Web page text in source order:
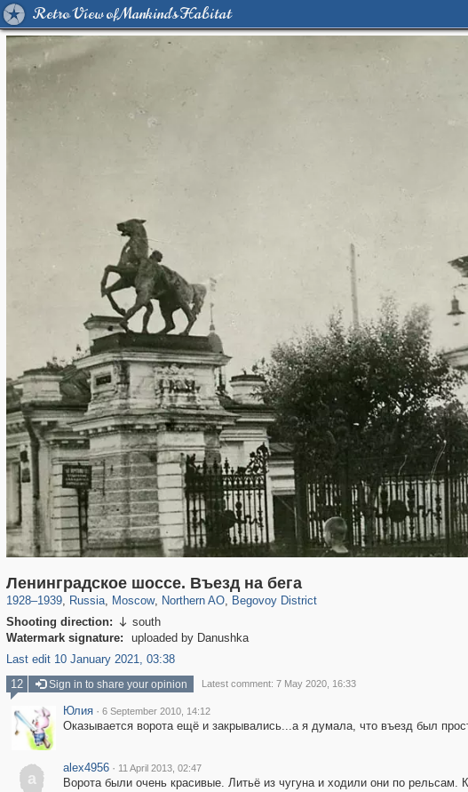
Retro View of Mankind's Habitat
Ленинградское шоссе. Въезд на бега
1928–1939, Russia
1,406,590 29,243
, Moscow
319,809 8,286
, Northern AO
22,533 598
, Begovoy District
2,821 103
Shooting direction:  south
Watermark signature:
uploaded by Danushka
Last edit 10 January 2021, 03:38
12 Sign in to share your opinion Latest comment: 7 May 2020, 16:33
Юлия · 6 September 2010, 14:12
Оказывается ворота ещё и закрывались...а я думала, что въезд был
a
alex4956 · 11 April 2013, 02:47
Ворота были очень красивые. Литьё из чугуна и ходили они по рельсам.